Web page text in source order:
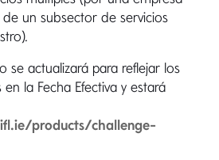
un subsector de servicios
se actualizará para reflejar los
la Fecha Efectiva y estará
products/challenge-